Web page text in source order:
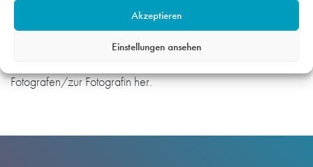
Akzeptieren
Einstellungen ansehen
geschützt und nicht zur honorarfreien Übernahme
freigegeben. Wenn Sie Interesse und Bedarf an Fotomaterial
haben, setzen Sie sich gerne mit uns in Verbindung. Wir
Fotografen/zur Fotografin her.